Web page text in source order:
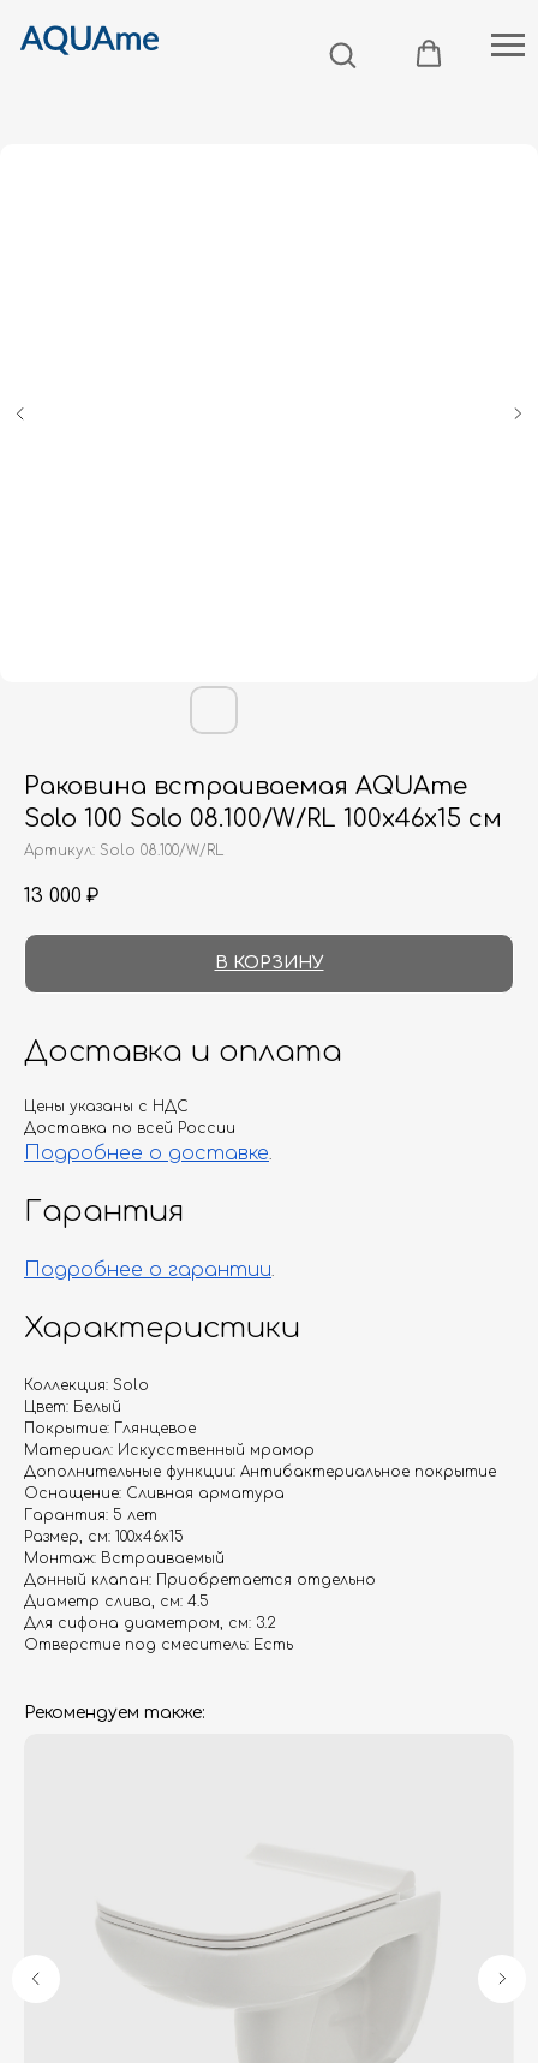
Раковина встраиваемая AQUAme
Solo 100 Solo 08.100/W/RL 100х46х15 см
Артикул: Solo 08.100/W/RL
13 000 ₽
В КОРЗИНУ
Доставка и оплата
Цены указаны с НДС
Доставка по всей России
Подробнее о доставке.
Гарантия
Подробнее о гарантии.
Характеристики
Коллекция: Solo
Цвет: Белый
Покрытие: Глянцевое
Материал: Искусственный мрамор
Дополнительные функции: Антибактериальное покрытие
Оснащение: Сливная арматура
Гарантия: 5 лет
Размер, см: 100х46х15
Монтаж: Встраиваемый
Донный клапан: Приобретается отдельно
Диаметр слива, см: 4.5
Для сифона диаметром, см: 3.2
Отверстие под смеситель: Есть
Рекомендуем также:
Москва, Новопесчаная улица, 19к1
+7 (495) 782-78-74
info@aquame-shop.ru